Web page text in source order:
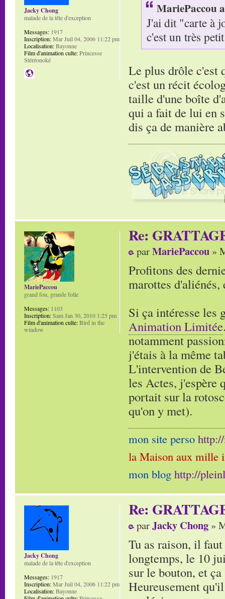
MariePaccou
J'ai dit "carte à
c'est un très
Le plus drôle c'est
c'est un récit
taille d'une boîte
qui a fait de lui en
dis ça de manière
Jacky Chong
malade de la tête d'exception
Messages: 1917
Inscription:Mar Juil 04, 2006 11:22 pm
Localisation:Bayonne
Film d'animation culte:Princesse
Stéréonoké
Re:
parMariePaccou »
Profitons des
marottes
Si ça intéresse les
Animation Limitée
notamment
j'étais à la même
L'intervention de
les Actes, j'espère
portait sur la
qu'on y met).
mon site perso
la Maison aux mille
mon blog http://
MariePaccou
grand fou, grande folle
Messages: 1103
Inscription:Sam Jan 30, 2010 1:25 pm
Film d'animation culte:Bird in the
window
Re:
parJacky Chong »
Tu as raison, il
longtemps, le 10
sur le bouton, et
Heureusement
Jacky Chong
malade de la tête d'exception
Messages: 1917
Inscription:Mar Juil 04, 2006 11:22 pm
Localisation:Bayonne